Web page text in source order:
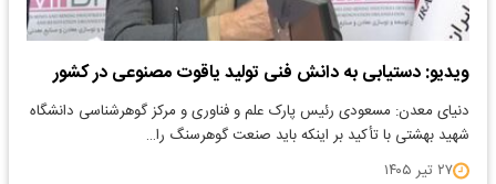
ویدیو: دستیابی به دانش فنی تولید یاقوت مصنوعی در کشور
دنیای معدن: مسعودی رئیس پارک علم و فناوری و مرکز گوهرشناسی دانشگاه
شهید بهشتی با تأکید بر اینکه باید صنعت گوهرسنگ را…
۲۷ تیر ۱۴۰۵